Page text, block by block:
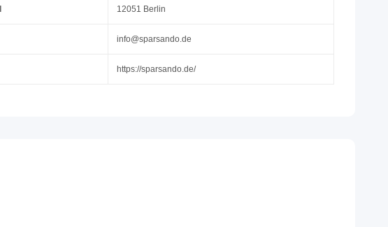
12051 Berlin
info@sparsando.de
https://sparsando.de/